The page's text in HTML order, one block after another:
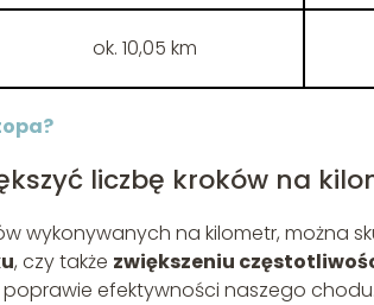
ok. 10,05 km
liczbę kroków na
wykonywanych na kilometr, można
, czy także zwiększeniu
efektywności naszego chodu.